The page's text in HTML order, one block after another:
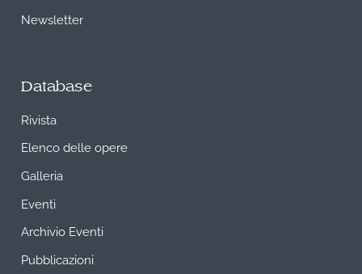
Newsletter
Database
Rivista
Elenco delle opere
Galleria
Eventi
Archivio Eventi
Pubblicazioni